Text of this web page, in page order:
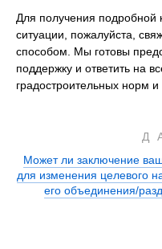
Для получения подробной
ситуации, пожалуйста,
способом. Мы готовы
поддержку и ответить на
градостроительных норм
Может ли заключение
для изменения целевого
его объединения/